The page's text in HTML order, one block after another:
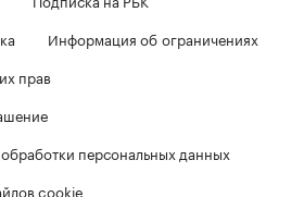
Информация об ограничениях
прав
персональных данных
cookie